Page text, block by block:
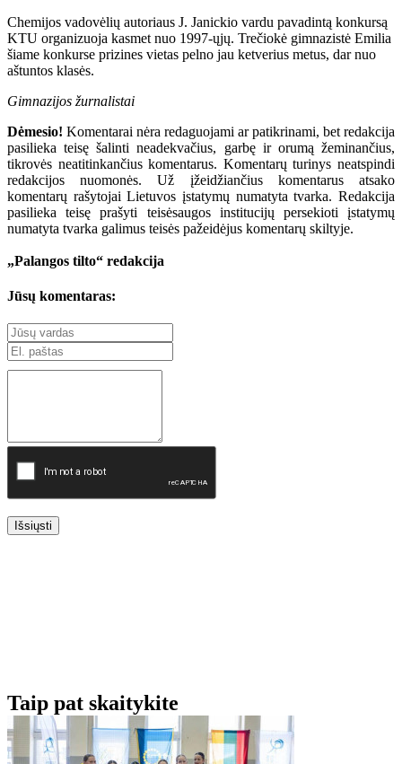
Chemijos vadovėlių autoriaus J. Janickio vardu pavadintą konkursą
KTU organizuoja kasmet nuo 1997-ųjų. Trečiokė gimnazistė Emilia
šiame konkurse prizines vietas pelno jau ketverius metus, dar nuo
aštuntos klasės.
Gimnazijos žurnalistai
Dėmesio! Komentarai nėra redaguojami ar patikrinami, bet redakcija
pasilieka teisę šalinti neadekvačius, garbę ir orumą žeminančius,
tikrovės neatitinkančius komentarus. Komentarų turinys neatspindi
redakcijos nuomonės. Už įžeidžiančius komentarus atsako
komentarų rašytojai Lietuvos įstatymų numatyta tvarka. Redakcija
pasilieka teisę prašyti teisėsaugos institucijų persekioti įstatymų
numatyta tvarka galimus teisės pažeidėjus komentarų skiltyje.
„Palangos tilto“ redakcija
Jūsų komentaras:
Išsiųsti
Taip pat skaitykite